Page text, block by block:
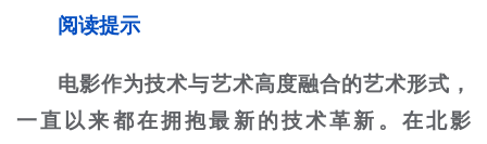
阅读提示
电影作为技术与艺术高度融合的艺术形式，
一直以来都在拥抱最新的技术革新。在北影